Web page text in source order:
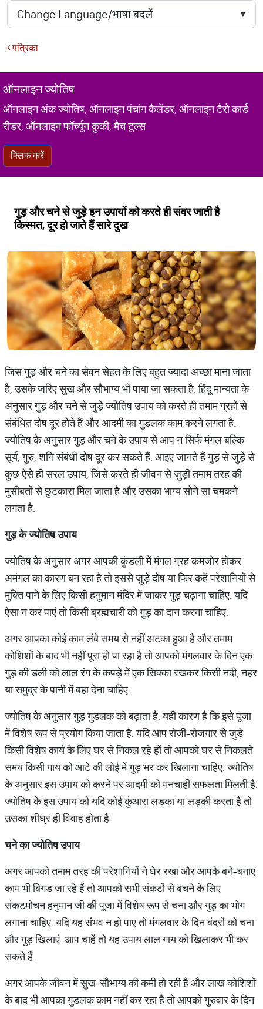
पत्रिका
ऑनलाइन ज्योतिष
ऑनलाइन अंक ज्योतिष, ऑनलाइन पंचांग कैलेंडर, ऑनलाइन टैरो कार्ड
रीडर, ऑनलाइन फॉर्च्यून कुकी, मैच टूल्स
क्लिक करें
गुड़ और चने से जुड़े इन उपायों को करते ही संवर जाती है
किस्मत, दूर हो जाते हैं सारे दुख
जिस गुड़ और चने का सेवन सेहत के लिए बहुत ज्यादा अच्छा माना जाता
है, उसके जरिए सुख और सौभाग्य भी पाया जा सकता है. हिंदू मान्यता के
अनुसार गुड़ और चने से जुड़े ज्योतिष उपाय को करते ही तमाम ग्रहों से
संबंधित दोष दूर होते हैं और आदमी का गुडलक काम करने लगता है.
ज्योतिष के अनुसार गुड़ और चने के उपाय से आप न सिर्फ मंगल बल्कि
सूर्य, गुरु, शनि संबंधी दोष दूर कर सकते हैं. आइए जानते हैं गुड़ से जुड़े से
कुछ ऐसे ही सरल उपाय, जिसे करते ही जीवन से जुड़ी तमाम तरह की
मुसीबतों से छुटकारा मिल जाता है और उसका भाग्य सोने सा चमकने
लगता है.
गुड़ के ज्योतिष उपाय
ज्योतिष के अनुसार अगर आपकी कुंडली में मंगल ग्रह कमजोर होकर
अमंगल का कारण बन रहा है तो इससे जुड़े दोष या फिर कहें परेशानियों से
मुक्ति पाने के लिए किसी हनुमान मंदिर में जाकर गुड़ चढ़ाना चाहिए. यदि
ऐसा न कर पाएं तो किसी ब्रह्मचारी को गुड़ का दान करना चाहिए.
अगर आपका कोई काम लंबे समय से नहीं अटका हुआ है और तमाम
कोशिशों के बाद भी नहीं पूरा हो पा रहा है तो आपको मंगलवार के दिन एक
गुड़ की डली को लाल रंग के कपड़े में एक सिक्का रखकर किसी नदी, नहर
या समुद्र के पानी में बहा देना चाहिए.
ज्योतिष के अनुसार गुड़ गुडलक को बढ़ाता है. यही कारण है कि इसे पूजा
में विशेष रूप से प्रयोग किया जाता है. यदि आप रोजी-रोजगार से जुड़े
किसी विशेष कार्य के लिए घर से निकल रहे हों तो आपको घर से निकलते
समय किसी गाय को आटे की लोई में गुड़ भर कर खिलाना चाहिए. ज्योतिष
के अनुसार इस उपाय को करने पर आदमी को मनचाही सफलता मिलती है.
ज्योतिष के इस उपाय को यदि कोई कुंआरा लड़का या लड़की करता है तो
उसका शीघ्र ही विवाह होता है.
चने का ज्योतिष उपाय
अगर आपको तमाम तरह की परेशानियों ने घेर रखा और आपके बने-बनाए
काम भी बिगड़ जा रहे हैं तो आपको सभी संकटों से बचने के लिए
संकटमोचन हनुमान जी की पूजा में विशेष रूप से चना और गुड़ का भोग
लगाना चाहिए. यदि यह संभव न हो पाए तो मंगलवार के दिन बंदरों को चना
और गुड़ खिलाएं. आप चाहें तो यह उपाय लाल गाय को खिलाकर भी कर
सकते हैं.
अगर आपके जीवन में सुख-सौभाग्य की कमी हो रही है और लाख कोशिशों
के बाद भी आपका गुडलक काम नहीं कर रहा है तो आपको गुरुवार के दिन